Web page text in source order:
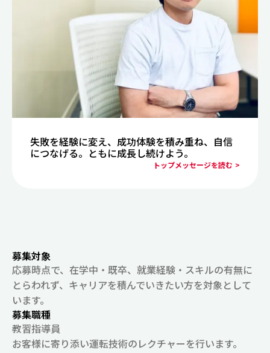
失敗を経験に変え、成功体験を積み重ね、自信
につなげる。ともに成長し続けよう。
トップメッセージを読む >
募集対象
応募時点で、在学中・既卒、就業経験・スキルの有無に
とらわれず、キャリアを積んでいきたい方を対象として
います。
募集職種
教習指導員
お客様に寄り添い運転技術のレクチャーを行います。